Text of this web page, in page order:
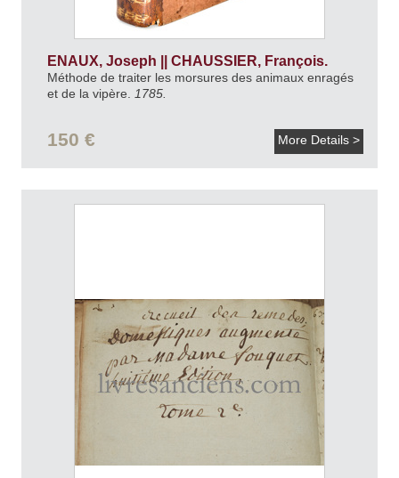
ENAUX, Joseph || CHAUSSIER, François.
Méthode de traiter les morsures des animaux enragés
et de la vipère.
1785.
150 € More Details >